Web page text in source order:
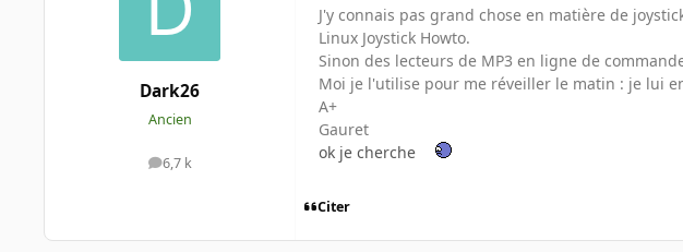
Dark26
Ancien
6,7 k
messages
J'y connais pas grand chose en matière de
Linux Joystick Howto.
Sinon des lecteurs de MP3 en ligne de
Moi je l'utilise pour me réveiller le matin : je lui
A+
Gauret
ok je cherche
Citer